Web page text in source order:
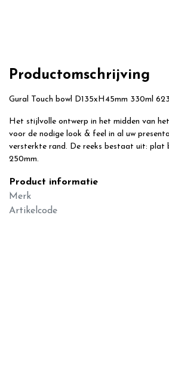
Productomschrijving
Gural Touch bowl D135xH45mm 330ml
Het stijlvolle ontwerp in het midden van
voor de nodige look & feel in al uw
versterkte rand. De reeks bestaat uit: plat
250mm.
Product informatie
Merk
Artikelcode